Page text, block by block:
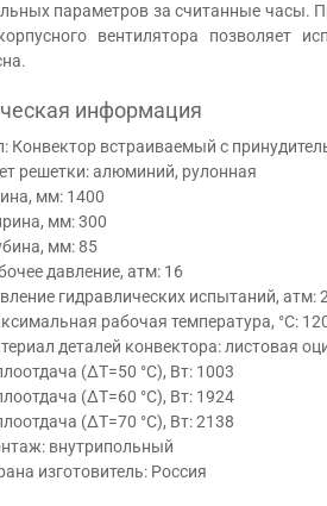
параметров за считанные часы.
вентилятора позволяет
информация
Конвектор встраиваемый с
решетки: алюминий, рулонная
мм: 1400
мм: 300
мм: 85
давление, атм: 16
гидравлических испытаний, атм:
рабочая температура, °С:
деталей конвектора: листовая
(ΔT=50 °C), Вт: 1003
(ΔT=60 °C), Вт: 1924
(ΔT=70 °C), Вт: 2138
внутрипольный
изготовитель: Россия